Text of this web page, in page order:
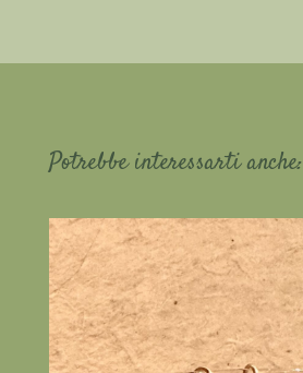
Potrebbe interessarti anche: